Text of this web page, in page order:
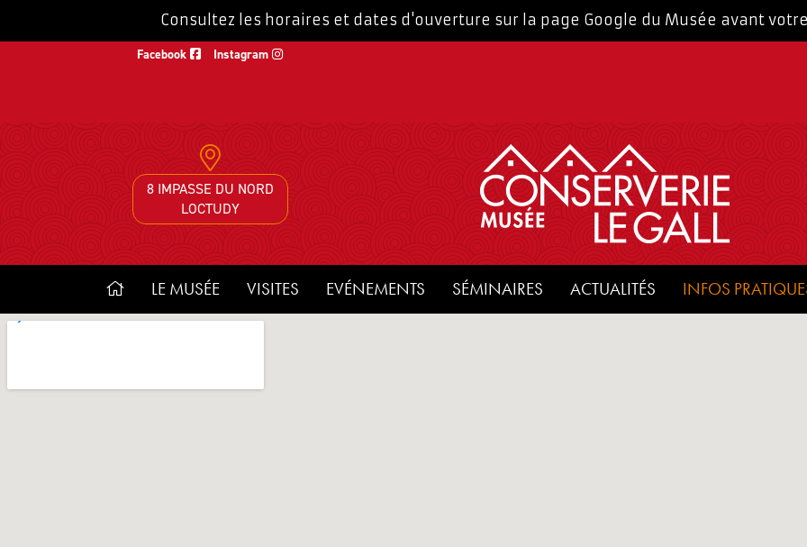
Facebook Instagram
8 IMPASSE DU NORD
LOCTUDY
LE MUSÉE VISITES EVÉNEMENTS SÉMINAIRES ACTUALITÉS INFOS
Consultez les horaires et dates d'ouverture sur la page Google du Musée avant